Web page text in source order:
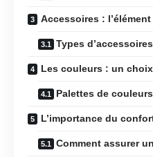
Accessoires :
Types
Les couleurs : un
Palettes de
L’importance du
Comment assurer